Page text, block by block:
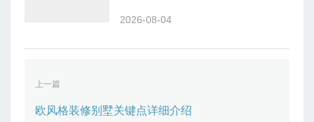
2026-08-04
上一篇
欧风格装修别墅关键点详细介绍